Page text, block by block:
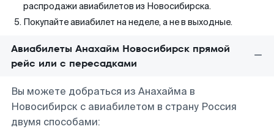
распродажи авиабилетов из Новосибирска.
Покупайте авиабилет на неделе, а не в выходные.
Авиабилеты Анахайм Новосибирск прямой
рейс или с пересадками
Вы можете добраться из Анахайма в
Новосибирск с авиабилетом в страну Россия
двумя способами: